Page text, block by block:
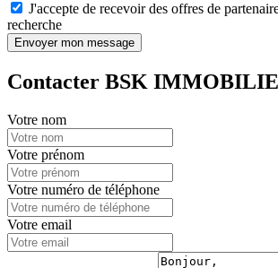
J'accepte de recevoir des offres de
recherche
Envoyer mon message
Contacter BSK
Votre nom
Votre prénom
Votre numéro de téléphone
Votre email